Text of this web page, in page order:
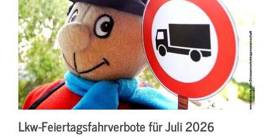
Lkw-Feiertagsfahrverbote für Juli 2026